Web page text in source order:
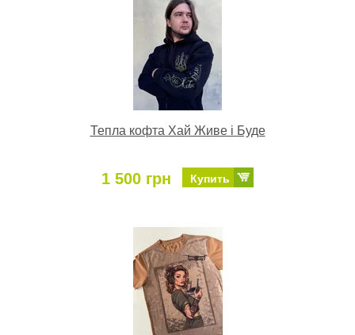
Тепла кофта Хай Живе і Буде
1 500 грн Купить